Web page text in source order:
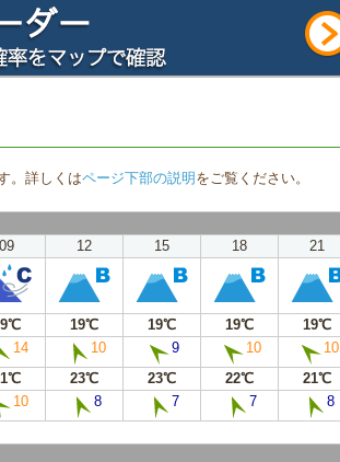
。詳しくはページ下部の説明 をご覧ください。
09 12 15 18 21
19℃ 19℃ 19℃
19℃
14 10 9 10 10
23℃ 23℃ 22℃
21℃
10 8 7 7 8